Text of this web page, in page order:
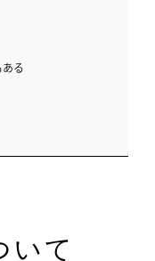
る
いて